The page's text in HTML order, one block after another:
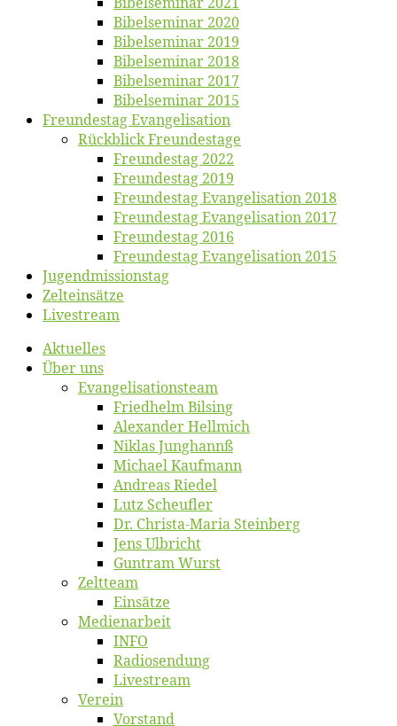
Bi­bel­se­mi­nar 2020
Bi­bel­se­mi­nar 2019
Bi­bel­se­mi­nar 2018
Bibelsemi­nar 2017
Bibelsemi­nar 2015
Freun­des­tag Evangelisation
Rück­blick Freundestage
Freun­des­tag 2022
Freun­des­tag 2019
Freun­des­tag Evan­ge­li­sa­ti­on 2018
Freun­des­tag Evan­ge­li­sa­ti­on 2017
Freun­des­tag 2016
Freun­des­tag Evan­ge­li­sa­ti­on 2015
Jugend­mis­sions­tag
Zelt­ein­sät­ze
Live­stream
Ak­tu­el­les
Über uns
Evangelisa­tions­team
Fried­helm Bilsing
Alex­an­der Hellmich
Ni­klas Junghannß
Mi­cha­el Kaufmann
An­dre­as Riedel
Lutz Scheuf­ler
Dr. Chris­­ta-Ma­ria Steinberg
Jens Ulb­richt
Gun­tram Wurst
Zelt­team
Ein­sät­ze
Me­di­en­ar­beit
INFO
Ra­dio­sen­dung
Live­stream
Ver­ein
Vor­stand